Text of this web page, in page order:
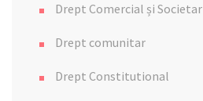
Drept Comercial și Societar
Drept comunitar
Drept Constitutional